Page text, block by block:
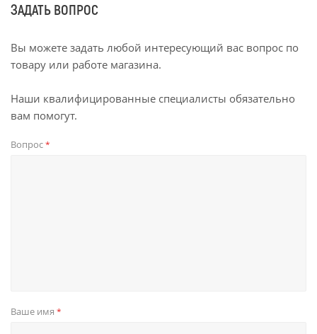
ЗАДАТЬ ВОПРОС
Вы можете задать любой интересующий вас вопрос по
товару или работе магазина.
Наши квалифицированные специалисты обязательно
вам помогут.
Вопрос*
Ваше имя *